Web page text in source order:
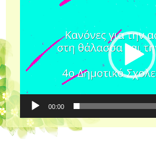
00:00